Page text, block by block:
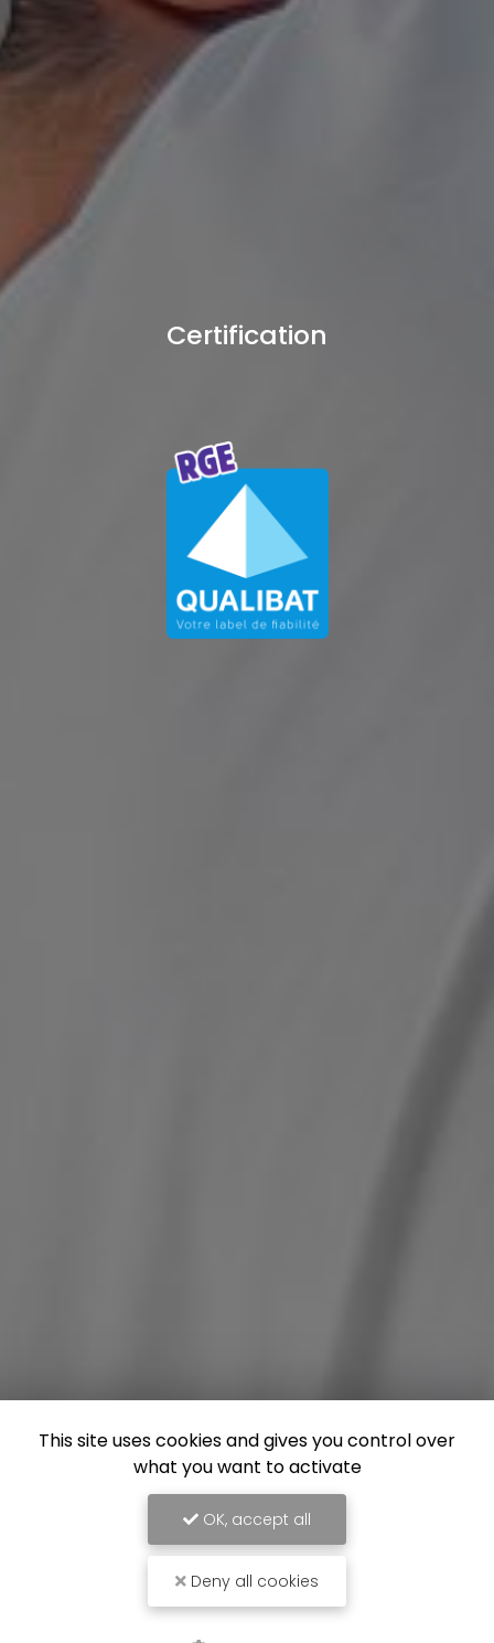
Certification
This site uses cookies and gives you control over
what you want to activate
OK, accept all
Deny all cookies